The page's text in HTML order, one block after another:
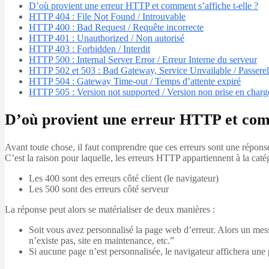
D’où provient une erreur HTTP et comment s’affiche t-elle ?
HTTP 404 : File Not Found / Introuvable
HTTP 400 : Bad Request / Requête incorrecte
HTTP 401 : Unauthorized / Non autorisé
HTTP 403 : Forbidden / Interdit
HTTP 500 : Internal Server Error / Erreur Interne du serveur
HTTP 502 et 503 : Bad Gateway, Service Unvailable /
HTTP 504 : Gateway Time-out / Temps d’attente expiré
HTTP 505 : Version not supported / Version non prise en
D’où provient une erreur HTTP et
Avant toute chose, il faut comprendre que ces erreurs sont une
C’est la raison pour laquelle, les erreurs HTTP appartiennent à la
Les 400 sont des erreurs côté client (le navigateur)
Les 500 sont des erreurs côté serveur
La réponse peut alors se matérialiser de deux manières :
Soit vous avez personnalisé la page web d’erreur. Alors un
n’existe pas, site en maintenance, etc.”
Si aucune page n’est personnalisée, le navigateur affichera